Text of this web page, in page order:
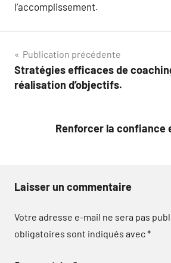
l’accomplissement.
Navigation
de
Publication précédente
Stratégies efficaces de
réalisation d’objectifs.
Renforcer la confiance
Laisser un commentaire
Votre adresse e-mail ne sera pas
obligatoires sont indiqués avec*